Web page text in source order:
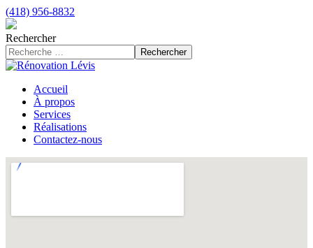
(418) 956-8832
Rechercher
Rechercher
Accueil
À propos
Services
Réalisations
Contactez-nous